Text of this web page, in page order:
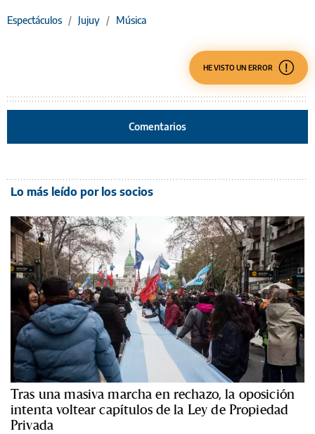
Espectáculos / Jujuy / Música
HE VISTO UN ERROR
Comentarios
Lo más leído por los socios
Tras una masiva marcha en rechazo, la oposición
intenta voltear capítulos de la Ley de Propiedad
Privada